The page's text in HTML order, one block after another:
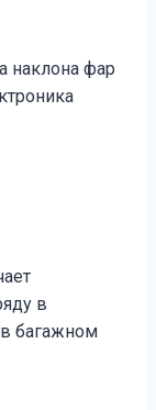
наклона фар
в
багажном